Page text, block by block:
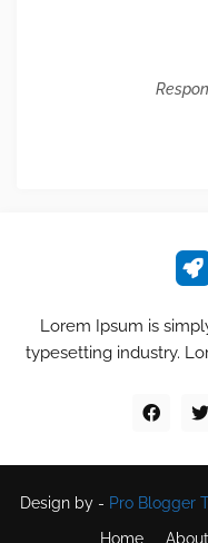
Lorem Ipsum is
typesetting industry.
Design by - Pro Blogger
Home
About